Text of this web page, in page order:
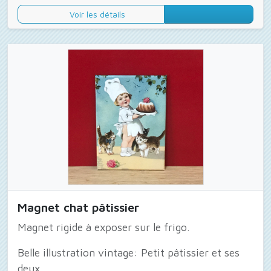
Voir les détails
Magnet chat pâtissier
Magnet rigide à exposer sur le frigo.
Belle illustration vintage: Petit pâtissier et ses
deux...